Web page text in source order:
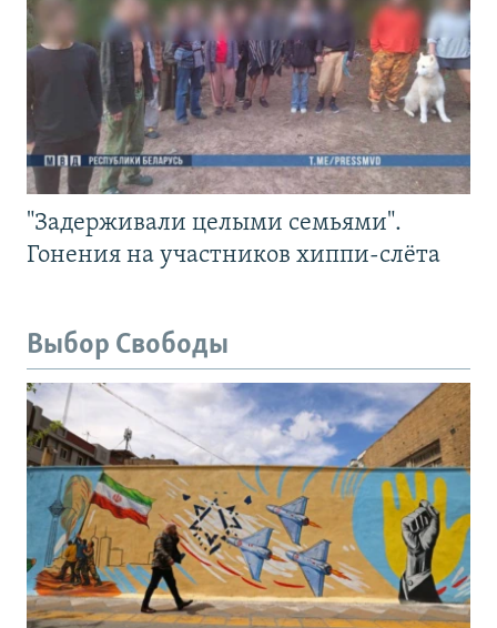
"Задерживали целыми семьями".
Гонения на участников хиппи-слёта
Выбор Свободы